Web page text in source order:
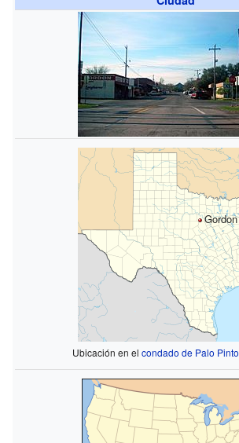
Gordon
Ubicación en el condado de Palo Pinto